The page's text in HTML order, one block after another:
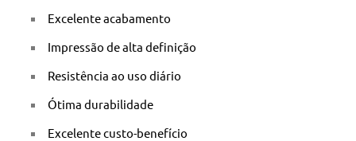
Excelente acabamento
Impressão de alta definição
Resistência ao uso diário
Ótima durabilidade
Excelente custo-benefício